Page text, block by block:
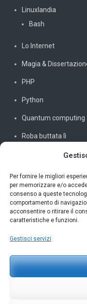
Per fornire le migliori
per memorizzare e/o
consenso a queste
comportamento di
acconsentire o ritirare il
caratteristiche e funzioni.
Gestisci servizi
Linuxlandia
Bash
Lo Internet
Magia &
PHP
Python
Quantum computing
Roba buttata lì
Windowssiamo
C#
INFORMAZIONI UTILI